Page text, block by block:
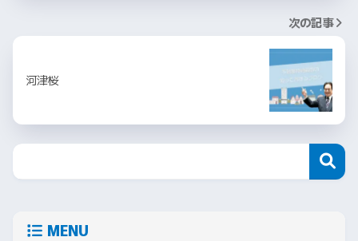
次の記事
河津桜
MENU